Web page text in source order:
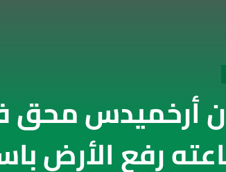
أرخميدس محق
رفع الأرض